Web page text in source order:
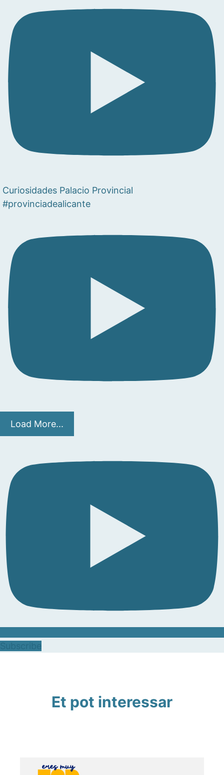
Curiosidades Palacio Provincial
#provinciadealicante
Load More...
Et pot interessar